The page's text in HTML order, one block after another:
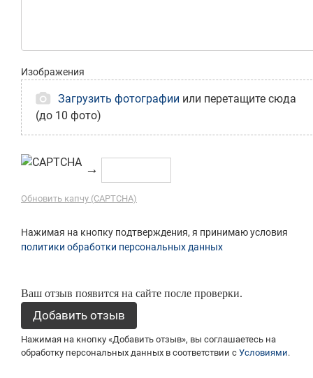
Изображения
Загрузить фотографии или перетащите сюда
(до 10 фото)
→
Обновить капчу (CAPTCHA)
Нажимая на кнопку подтверждения, я принимаю условия
политики обработки персональных данных
Ваш отзыв появится на сайте после проверки.
Нажимая на кнопку «Добавить отзыв», вы соглашаетесь на
обработку персональных данных в соответствии с Условиями.